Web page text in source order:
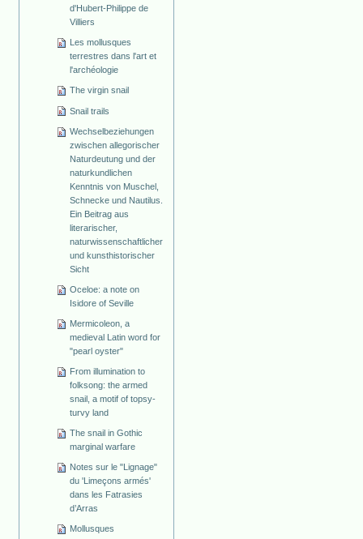
d'Hubert-Philippe de
Villiers
Les mollusques
terrestres dans l'art et
l'archéologie
The virgin snail
Snail trails
Wechselbeziehungen
zwischen allegorischer
Naturdeutung und der
naturkundlichen
Kenntnis von Muschel,
Schnecke und Nautilus.
Ein Beitrag aus
literarischer,
naturwissenschaftlicher
und kunsthistorischer
Sicht
Oceloe: a note on
Isidore of Seville
Mermicoleon, a
medieval Latin word for
"pearl oyster"
From illumination to
folksong: the armed
snail, a motif of topsy-
turvy land
The snail in Gothic
marginal warfare
Notes sur le "Lignage"
du 'Limeçons armés'
dans les Fatrasies
d’Arras
Mollusques